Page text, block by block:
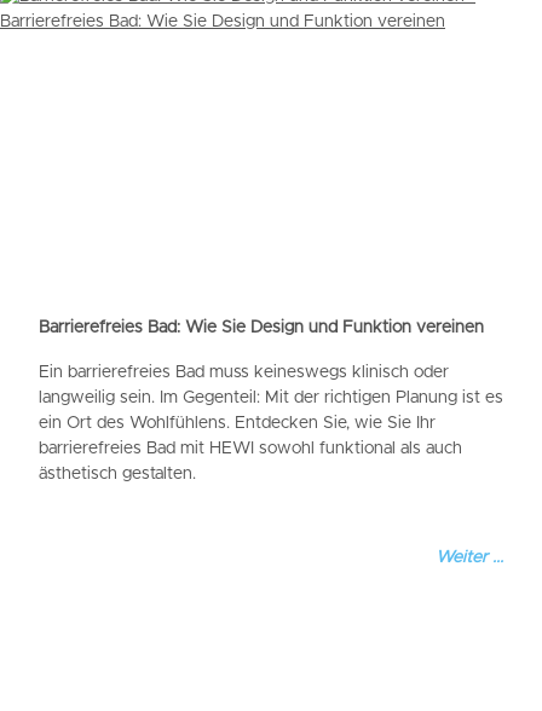
Barrierefreies Bad: Wie Sie Design und Funktion vereinen
Ein barrierefreies Bad muss keineswegs klinisch oder
langweilig sein. Im Gegenteil: Mit der richtigen Planung ist es
ein Ort des Wohlfühlens. Entdecken Sie, wie Sie Ihr
barrierefreies Bad mit HEWI sowohl funktional als auch
ästhetisch gestalten.
Weiter ...